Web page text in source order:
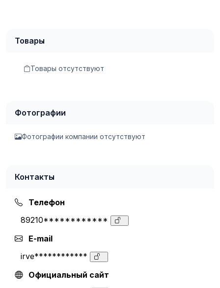
Товары
Товары отсутствуют
Фотографии
Фотографии компании отсутствуют
Контакты
Телефон
89210************
E-mail
irve************
Официальный сайт